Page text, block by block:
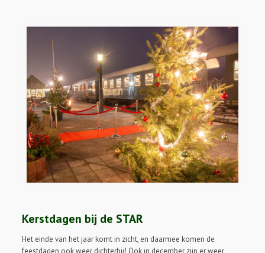
Kerstdagen bij de STAR
Het einde van het jaar komt in zicht, en daarmee komen de
feestdagen ook weer dichterbij! Ook in december zijn er weer